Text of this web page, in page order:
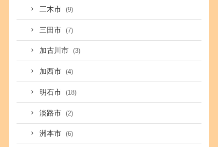
三木市 (9)
三田市 (7)
加古川市 (3)
加西市 (4)
明石市 (18)
淡路市 (2)
洲本市 (6)